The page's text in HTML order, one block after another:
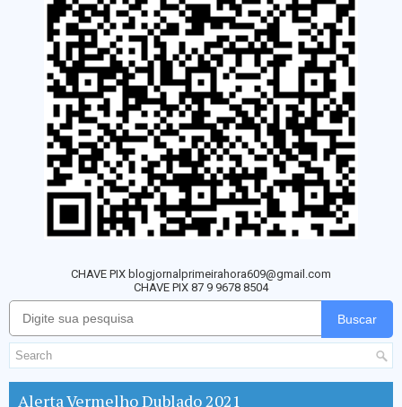
CHAVE PIX blogjornalprimeirahora609@gmail.com
CHAVE PIX 87 9 9678 8504
Buscar
Alerta Vermelho Dublado 2021